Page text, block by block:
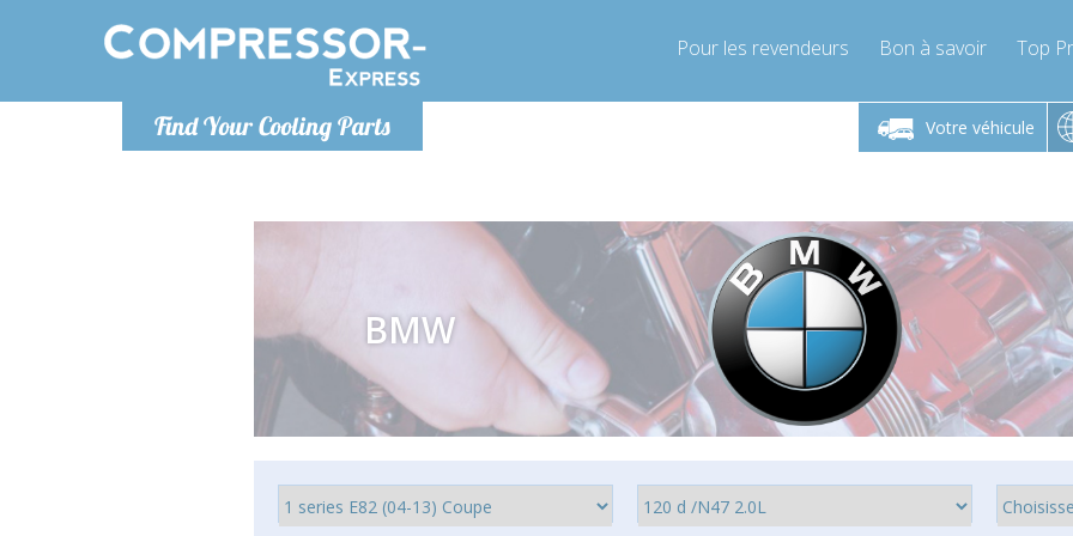
Find Your Cooling Parts
Pour les revendeurs Bon à savoir Top
Votre véhicule
Lundi-Vendredi 9h-17h Lundi-Vendredi 9h-17h
info@compressor-express.fr
Lundi-
BMW